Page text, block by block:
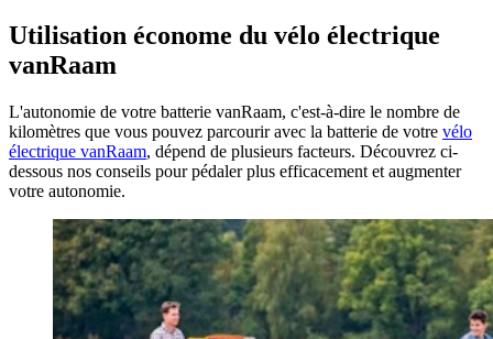
Utilisation économe du vélo électrique
vanRaam
L'autonomie de votre batterie vanRaam, c'est-à-dire le nombre de
kilomètres que vous pouvez parcourir avec la batterie de votre vélo
électrique vanRaam, dépend de plusieurs facteurs. Découvrez ci-
dessous nos conseils pour pédaler plus efficacement et augmenter
votre autonomie.